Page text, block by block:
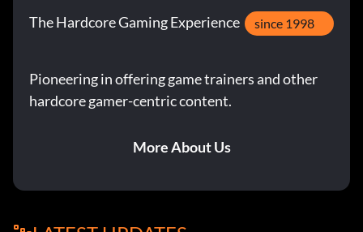
The Hardcore Gaming Experience since 1998
Pioneering in offering game trainers and other
hardcore gamer-centric content.
More About Us